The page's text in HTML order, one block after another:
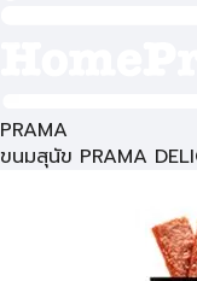
PRAMA
ขนมสุนัข PRAMA